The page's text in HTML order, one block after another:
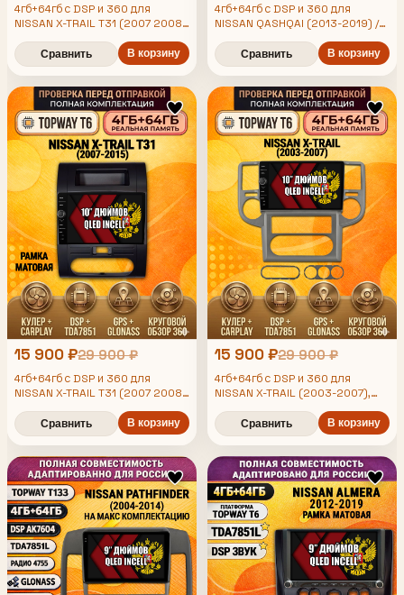
4гб+64гб с DSP и 360 для
NISSAN X-TRAIL T31 (2007 2008
2015) xtrail, Android магнитола
Сравнить В корзину
4гб+64гб с DSP и 360 для
NISSAN QASHQAI (2013-2019) /
магнитола - Рамка под
кондиционер
Сравнить В корзину
15 900 ₽29 900 ₽
4гб+64гб с DSP и 360 для
NISSAN X-TRAIL T31 (2007 2008
2015) xtrail, Android магнитола
Сравнить В корзину
15 900 ₽29 900 ₽
4гб+64гб с DSP и 360 для
NISSAN X-TRAIL (2003-2007),
Android магнитола
Сравнить В корзину